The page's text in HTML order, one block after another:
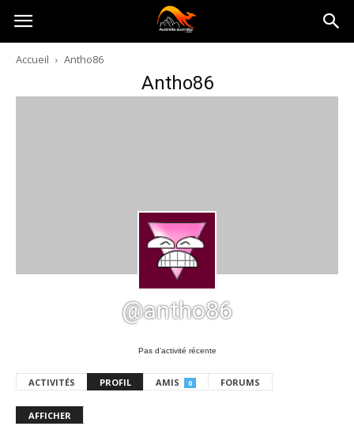
Australia-
australie.com
Accueil Antho86
Antho86
@antho86
Pas d’activité récente
ACTIVITÉS PROFIL AMIS 0 FORUMS
AFFICHER